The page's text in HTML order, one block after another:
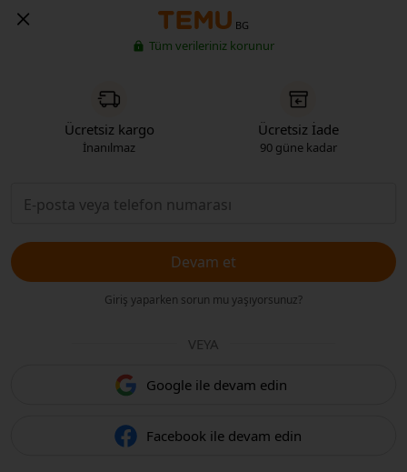
BG
Tüm verileriniz korunur
Ücretsiz kargo
İnanılmaz
Ücretsiz İade
90 güne kadar
Devam et
Giriş yaparken sorun mu yaşıyorsunuz?
VEYA
Google ile devam edin
Facebook ile devam edin